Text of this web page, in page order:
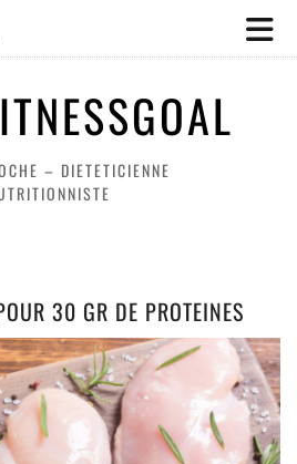
– DIETETICIENNE
30 GR DE PROTEINES